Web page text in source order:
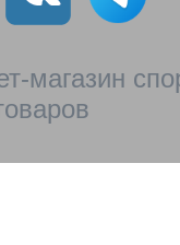
магазин